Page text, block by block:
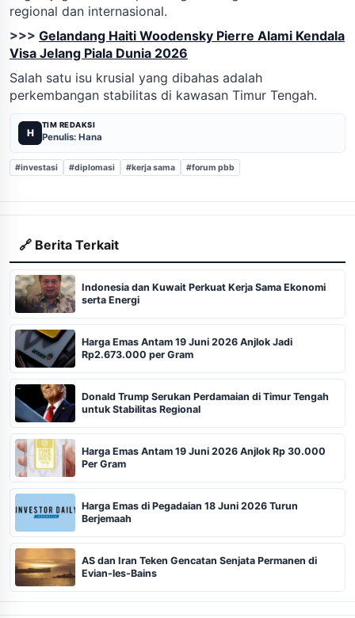
regional dan internasional.
>>> Gelandang Haiti Woodensky Pierre Alami Kendala
Visa Jelang Piala Dunia 2026
Salah satu isu krusial yang dibahas adalah
perkembangan stabilitas di kawasan Timur Tengah.
H
TIM REDAKSI
Penulis: Hana
#investasi #diplomasi #kerja sama #forum pbb
🔗 Berita Terkait
Indonesia dan Kuwait Perkuat Kerja Sama Ekonomi
serta Energi
Harga Emas Antam 19 Juni 2026 Anjlok Jadi
Rp2.673.000 per Gram
Donald Trump Serukan Perdamaian di Timur Tengah
untuk Stabilitas Regional
Harga Emas Antam 19 Juni 2026 Anjlok Rp 30.000
Per Gram
Harga Emas di Pegadaian 18 Juni 2026 Turun
Berjemaah
AS dan Iran Teken Gencatan Senjata Permanen di
Evian-les-Bains